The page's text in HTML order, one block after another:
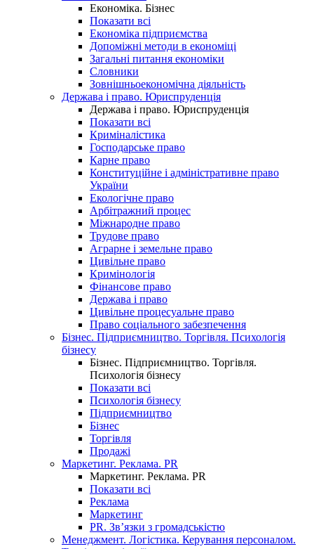
Економіка. Бізнес
Показати всі
Економіка підприємства
Допоміжні методи в економіці
Загальні питання економіки
Словники
Зовнішньоекономічна діяльність
Держава і право. Юриспруденція
Держава і право. Юриспруденція
Показати всі
Криміналістика
Господарське право
Карне право
Конституційне і адміністративне право
України
Екологічне право
Арбітражний процес
Міжнародне право
Трудове право
Аграрне і земельне право
Цивільне право
Кримінологія
Фінансове право
Держава і право
Цивільне процесуальне право
Право соціального забезпечення
Бізнес. Підприємництво. Торгівля. Психологія
бізнесу
Бізнес. Підприємництво. Торгівля.
Психологія бізнесу
Показати всі
Психологія бізнесу
Підприємництво
Бізнес
Торгівля
Продажі
Маркетинг. Реклама. PR
Маркетинг. Реклама. PR
Показати всі
Реклама
Маркетинг
PR. Зв’язки з громадськістю
Менеджмент. Логістика. Керування персоналом.